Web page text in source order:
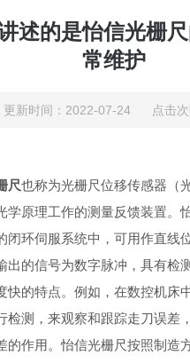
述的是怡信光栅
常维护
更新时间：2022-07-24 点击次
尺也称为光栅尺位移传感器（
学原理工作的测量反馈装置。
闭环伺服系统中，可用作直线
出的信号为数字脉冲，具有检
快的特点。例如，在数控机床
检测，来观察和跟踪走刀误差
的作用。怡信光栅尺按照制造